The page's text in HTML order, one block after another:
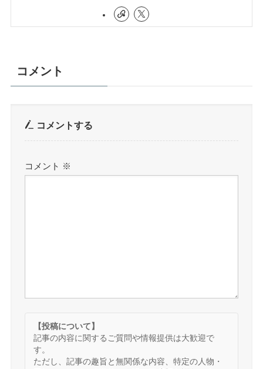
コメント
コメントする
コメント ※
【投稿について】
記事の内容に関するご質問や情報提供は大歓迎で
す。
ただし、記事の趣旨と無関係な内容、特定の人物・